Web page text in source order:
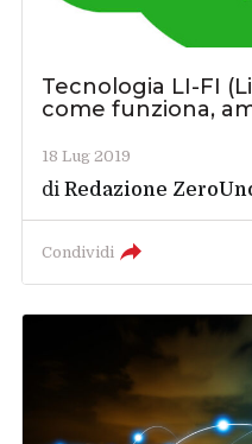
Tecnologia LI-FI
come funziona,
18 Lug 2019
diRedazione
Condividi